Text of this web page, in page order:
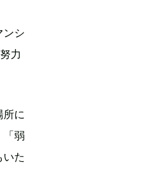
ンシ
力
所に
「弱
いた